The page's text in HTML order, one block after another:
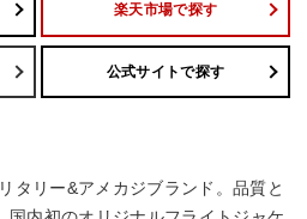
楽天市場で探す
公式サイトで探す
タリー&アメカジブランド。品質と